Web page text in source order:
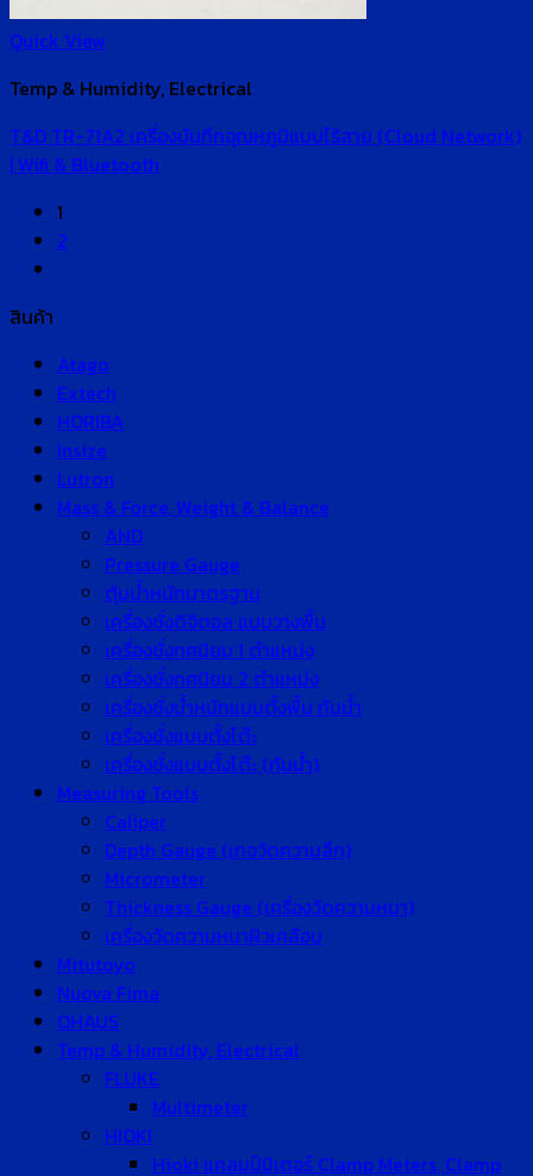
Quick View
Temp & Humidity, Electrical
T&D TR-71A2 เครื่องบันทึกอุณหภูมิแบบไร้สาย (Cloud Network)
| Wifi & Bluetooth
1
2
สินค้า
Atago
Extech
HORIBA
Insize
Lutron
Mass & Force, Weight & Balance
AND
Pressure Gauge
ตุ้มน้ำหนักมาตรฐาน
เครื่องชั่งดิจิตอล แบบวางพื้น
เครื่องชั่งทศนิยม 1 ตำแหน่ง
เครื่องชั่งทศนิยม 2 ตำแหน่ง
เครื่องชั่งน้ำหนักแบบตั้งพื้น กันน้ำ
เครื่องชั่งแบบตั้งโต๊ะ
เครื่องชั่งแบบตั้งโต๊ะ (กันน้ำ)
Measuring Tools
Caliper
Depth Gauge (เกจวัดความลึก)
Micrometer
Thickness Gauge (เครื่องวัดความหนา)
เครื่องวัดความหนาผิวเคลือบ
Mitutoyo
Nuova Fima
OHAUS
Temp & Humidity, Electrical
FLUKE
Multimeter
HIOKI
Hioki แคลมป์มิเตอร์ Clamp Meters, Clamp